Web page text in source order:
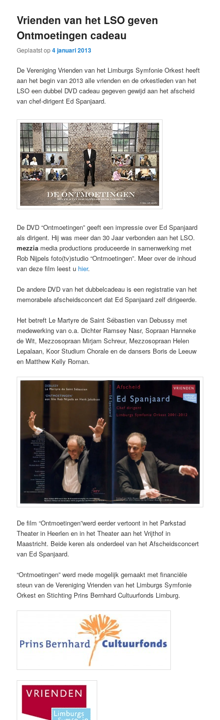
inhoud
inhoud
Vrienden van het LSO geven
Ontmoetingen cadeau
Geplaatst op4 januari 2013
De Vereniging Vrienden van het Limburgs Symfonie Orkest heeft
aan het begin van 2013 alle vrienden en de orkestleden van het
LSO een dubbel DVD cadeau gegeven gewijd aan het afscheid
van chef-dirigent Ed Spanjaard.
De DVD “Ontmoetingen” geeft een impressie over Ed Spanjaard
als dirigent. Hij was meer dan 30 Jaar verbonden aan het LSO.
mezzia media productions produceerde in samenwerking met
Rob Nijpels foto(tv)studio “Ontmoetingen”. Meer over de inhoud
van deze film leest u hier.
De andere DVD van het dubbelcadeau is een registratie van het
memorabele afscheidsconcert dat Ed Spanjaard zelf dirigeerde.
Het betreft Le Martyre de Saint Sébastien van Debussy met
medewerking van o.a. Dichter Ramsey Nasr, Sopraan Hanneke
de Wit, Mezzosopraan Mirjam Schreur, Mezzosopraan Helen
Lepalaan, Koor Studium Chorale en de dansers Boris de Leeuw
en Matthew Kelly Roman.
De film “Ontmoetingen”werd eerder vertoont in het Parkstad
Theater in Heerlen en in het Theater aan het Vrijthof in
Maastricht. Beide keren als onderdeel van het Afscheidsconcert
van Ed Spanjaard.
“Ontmoetingen” werd mede mogelijk gemaakt met financiële
steun van de Vereniging Vrienden van het Limburgs Symfonie
Orkest en Stichting Prins Bernhard Cultuurfonds Limburg.